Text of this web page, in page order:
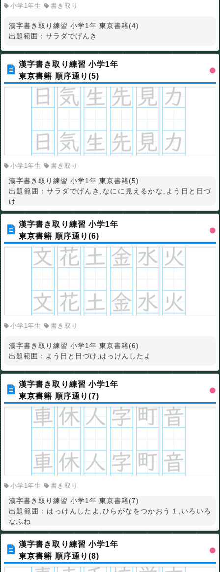
小学1年生 書き取り
漢字書き取り練習 小学1年 東京書籍(4)
出題範囲：サラダでげんき
漢字書き取り練習 小学1年
東京書籍 順序通り(5)
小学1年生 書き取り
漢字書き取り練習 小学1年 東京書籍(5)
出題範囲：サラダでげんき,なにに見えるかな,よう日と日づ
け
漢字書き取り練習 小学1年
東京書籍 順序通り(6)
小学1年生 書き取り
漢字書き取り練習 小学1年 東京書籍(6)
出題範囲：よう日と日づけ,はっけんしたよ
漢字書き取り練習 小学1年
東京書籍 順序通り(7)
小学1年生 書き取り
漢字書き取り練習 小学1年 東京書籍(7)
出題範囲：はっけんしたよ,ひらがなをつかおう１,いろいろ
なふね
漢字書き取り練習 小学1年
東京書籍 順序通り(8)